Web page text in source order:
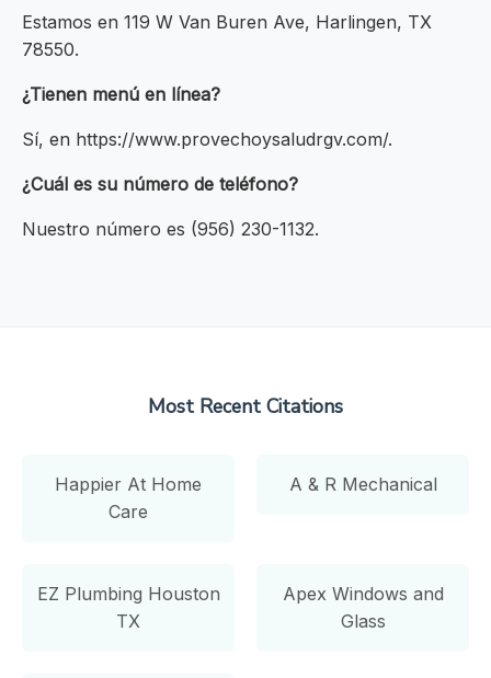
Estamos en 119 W Van Buren Ave, Harlingen, TX
78550.
¿Tienen menú en línea?
Sí, en https://www.provechoysaludrgv.com/.
¿Cuál es su número de teléfono?
Nuestro número es (956) 230-1132.
Most Recent Citations
Happier At Home
Care
A & R Mechanical
EZ Plumbing Houston
TX
Apex Windows and
Glass